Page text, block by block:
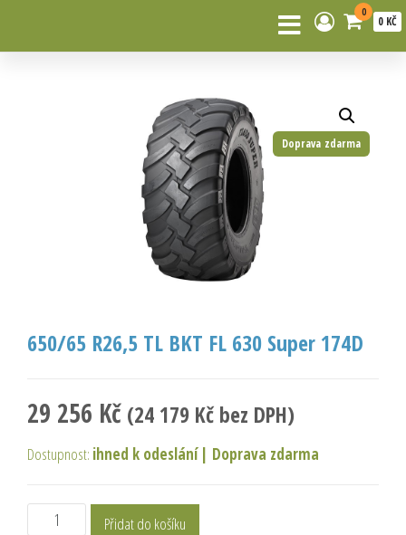
0
0 KČ
Doprava zdarma
650/65 R26,5 TL BKT FL 630 Super 174D
29 256 Kč (24 179 Kč bez DPH)
Dostupnost: ihned k odeslání | Doprava zdarma
Přidat do košíku